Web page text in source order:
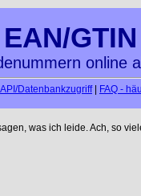
online
API/Datenbankzugriff| FAQ -
was ich leide. Ach, so